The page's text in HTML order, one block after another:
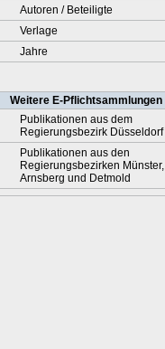
Autoren / Beteiligte
Verlage
Jahre
Weitere E-Pflichtsammlungen
Publikationen aus dem
Regierungsbezirk Düsseldorf
Publikationen aus den
Regierungsbezirken Münster,
Arnsberg und Detmold